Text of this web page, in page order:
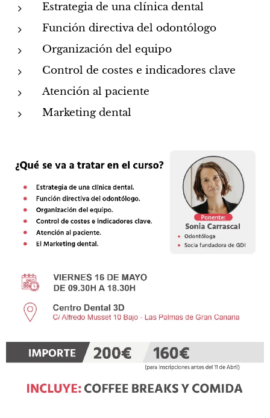
Estrategia de una clínica dental
Función directiva del odontólogo
Organización del equipo
Control de costes e indicadores clave
Atención al paciente
Marketing dental